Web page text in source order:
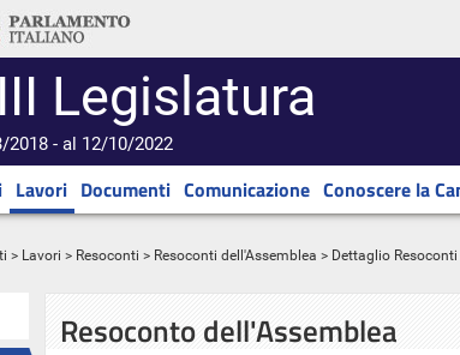
Legislatura
2018 - al 12/10/2022
Lavori Documenti Comunicazione Conoscere la
> Lavori > Resoconti > Resoconti dell'Assemblea > Dettaglio Resoconti
Resoconto dell'Assemblea